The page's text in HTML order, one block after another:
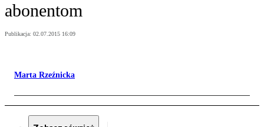
abonentom
Publikacja: 02.07.2015 16:09
Marta Rzeźnicka